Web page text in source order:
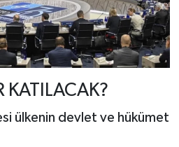
KATILACAK?
ülkenin devlet ve hükümet